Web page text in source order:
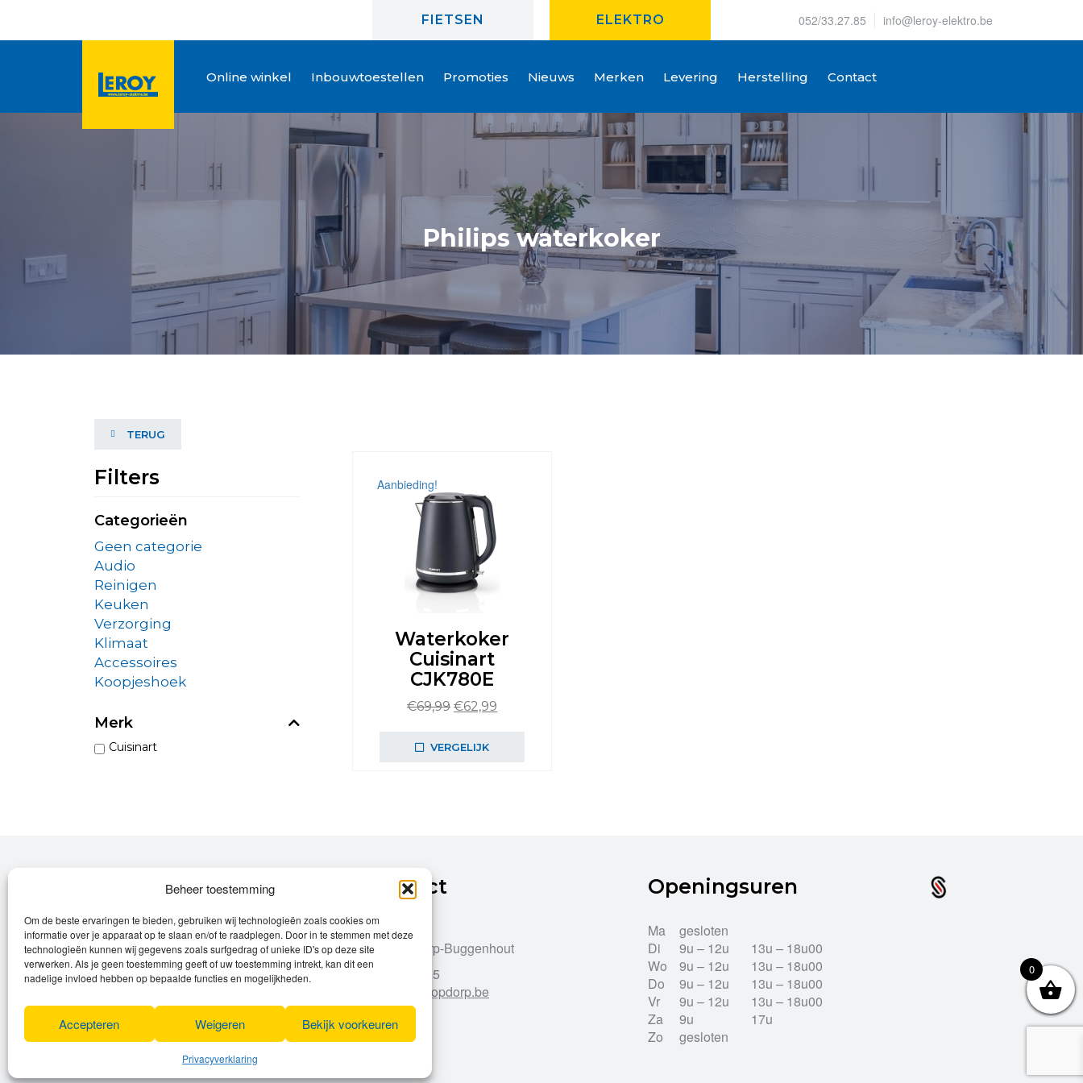
Beheer toestemming
Om de beste ervaringen te bieden, gebruiken wij technologieën zoals cookies om
informatie over je apparaat op te slaan en/of te raadplegen. Door in te stemmen met deze
technologieën kunnen wij gegevens zoals surfgedrag of unieke ID's op deze site
verwerken. Als je geen toestemming geeft of uw toestemming intrekt, kan dit een
nadelige invloed hebben op bepaalde functies en mogelijkheden.
Accepteren Weigeren Bekijk voorkeuren
Privacyverklaring
FIETSEN ELEKTRO 052/33.27.85 info@leroy-elektro.be
Online winkel Inbouwtoestellen Promoties Nieuws Merken Levering Herstelling Contact
Philips waterkoker
TERUG
Filters
Categorieën
Geen categorie
Audio
Reinigen
Keuken
Verzorging
Klimaat
Accessoires
Koopjeshoek
Merk
Cuisinart
Aanbieding!
Waterkoker
Cuisinart
CJK780E
€69,99 Oorspronkelijke
was:
€62,99
VERGELIJK
Over Leroy
Leroy verzorgt de verkoop, het onderhoud
en eventuele herstellingen van
(elektrische) fietsen en elektro toestellen.
Algemene voorwaarden
Cookies
Contact
Dries 43
9255 Opdorp-Buggenhout
052/33.27.85
info@leroy-opdorp.be
Openingsuren
Ma
gesloten
Di
9u – 12u
13u – 18u00
Wo
9u – 12u
13u – 18u00
Do
9u – 12u
13u – 18u00
Vr
9u – 12u
13u – 18u00
Za
9u
17u
Zo
gesloten
0